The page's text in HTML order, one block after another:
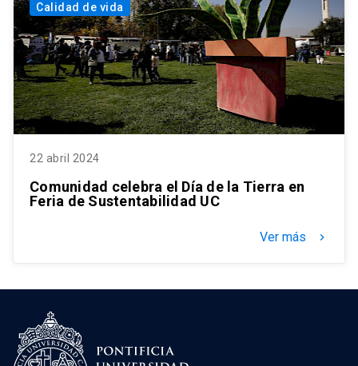
Calidad de vida
22 abril 2024
Comunidad celebra el Día de la Tierra en
Feria de Sustentabilidad UC
Ver más keyboard_arrow_right